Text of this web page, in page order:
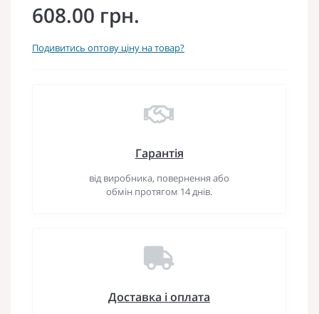
608.00 грн.
Подивитись оптову ціну на товар?
Гарантія
від виробника, повернення або
обмін протягом 14 днів.
Доставка і оплата